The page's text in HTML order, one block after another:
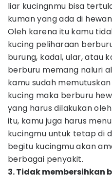
liar kucingnmu bisa
kuman yang ada di
Oleh karena itu kamu
kucing peliharaan
burung, kadal, ular, atau
berburu memang naluri
kamu sudah
kucing maka berburu
yang harus dilakukan
itu, kamu juga harus
kucingmu untuk tetap di
begitu kucingmu akan
berbagai penyakit.
3. Tidak membersihkan